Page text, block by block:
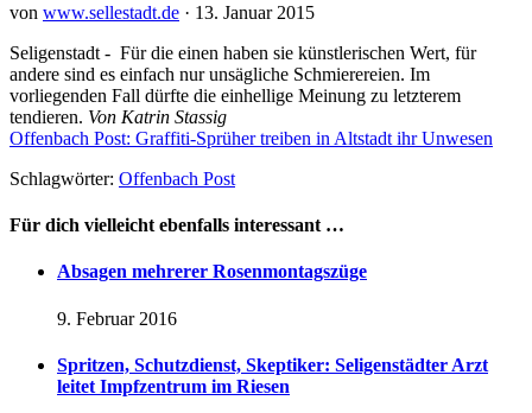
von www.sellestadt.de · 13. Januar 2015
Seligenstadt - Für die einen haben sie künstlerischen Wert, für
andere sind es einfach nur unsägliche Schmierereien. Im
vorliegenden Fall dürfte die einhellige Meinung zu letzterem
tendieren. Von Katrin Stassig
Offenbach Post: Graffiti-Sprüher treiben in Altstadt ihr Unwesen
Schlagwörter: Offenbach Post
Für dich vielleicht ebenfalls interessant …
Absagen mehrerer Rosenmontagszüge
9. Februar 2016
Spritzen, Schutzdienst, Skeptiker: Seligenstädter Arzt
leitet Impfzentrum im Riesen